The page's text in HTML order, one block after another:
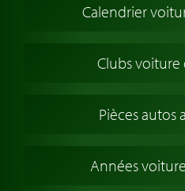
Voiture Collection Europe
Voitures Anglaises
Voitures Allemandes
Voitures Suédoises
Calendrier
Clubs
Pièces autos
Années